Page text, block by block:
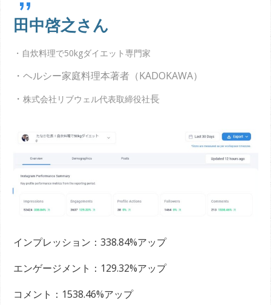
田中啓之さん
・自炊料理で50kgダイエット専門家
・ ヘルシー家庭料理本著者（KADOKAWA）
・ 株式会社リブウェル代表取締役社長
インプレッション：338.84%アップ
エンゲージメント：129.32%アップ
コメント：1538.46%アップ